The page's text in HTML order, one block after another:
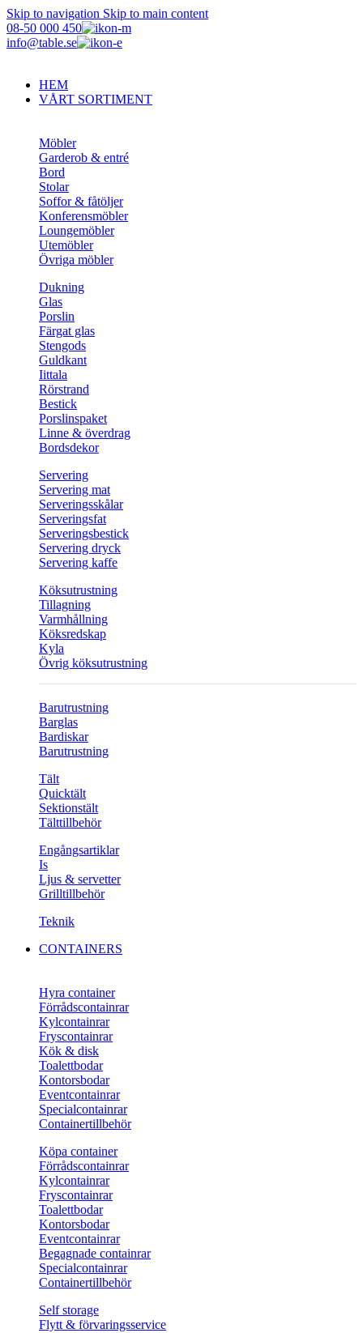
Skip to navigation Skip to main content
08-50 000 450
info@table.se
HEM
VÅRT SORTIMENT
Möbler
Garderob & entré
Bord
Stolar
Soffor & fåtöljer
Konferensmöbler
Loungemöbler
Utemöbler
Övriga möbler
Dukning
Glas
Porslin
Färgat glas
Stengods
Guldkant
Iittala
Rörstrand
Bestick
Porslinspaket
Linne & överdrag
Bordsdekor
Servering
Servering mat
Serveringsskålar
Serveringsfat
Serveringsbestick
Servering dryck
Servering kaffe
Köksutrustning
Tillagning
Varmhållning
Köksredskap
Kyla
Övrig köksutrustning
Barutrustning
Barglas
Bardiskar
Barutrustning
Tält
Quicktält
Sektionstält
Tälttillbehör
Engångsartiklar
Is
Ljus & servetter
Grilltillbehör
Teknik
CONTAINERS
Hyra container
Förrådscontainrar
Kylcontainrar
Fryscontainrar
Kök & disk
Toalettbodar
Kontorsbodar
Eventcontainrar
Specialcontainrar
Containertillbehör
Köpa container
Förrådscontainrar
Kylcontainrar
Fryscontainrar
Toalettbodar
Kontorsbodar
Eventcontainrar
Begagnade containrar
Specialcontainrar
Containertillbehör
Self storage
Flytt & förvaringsservice